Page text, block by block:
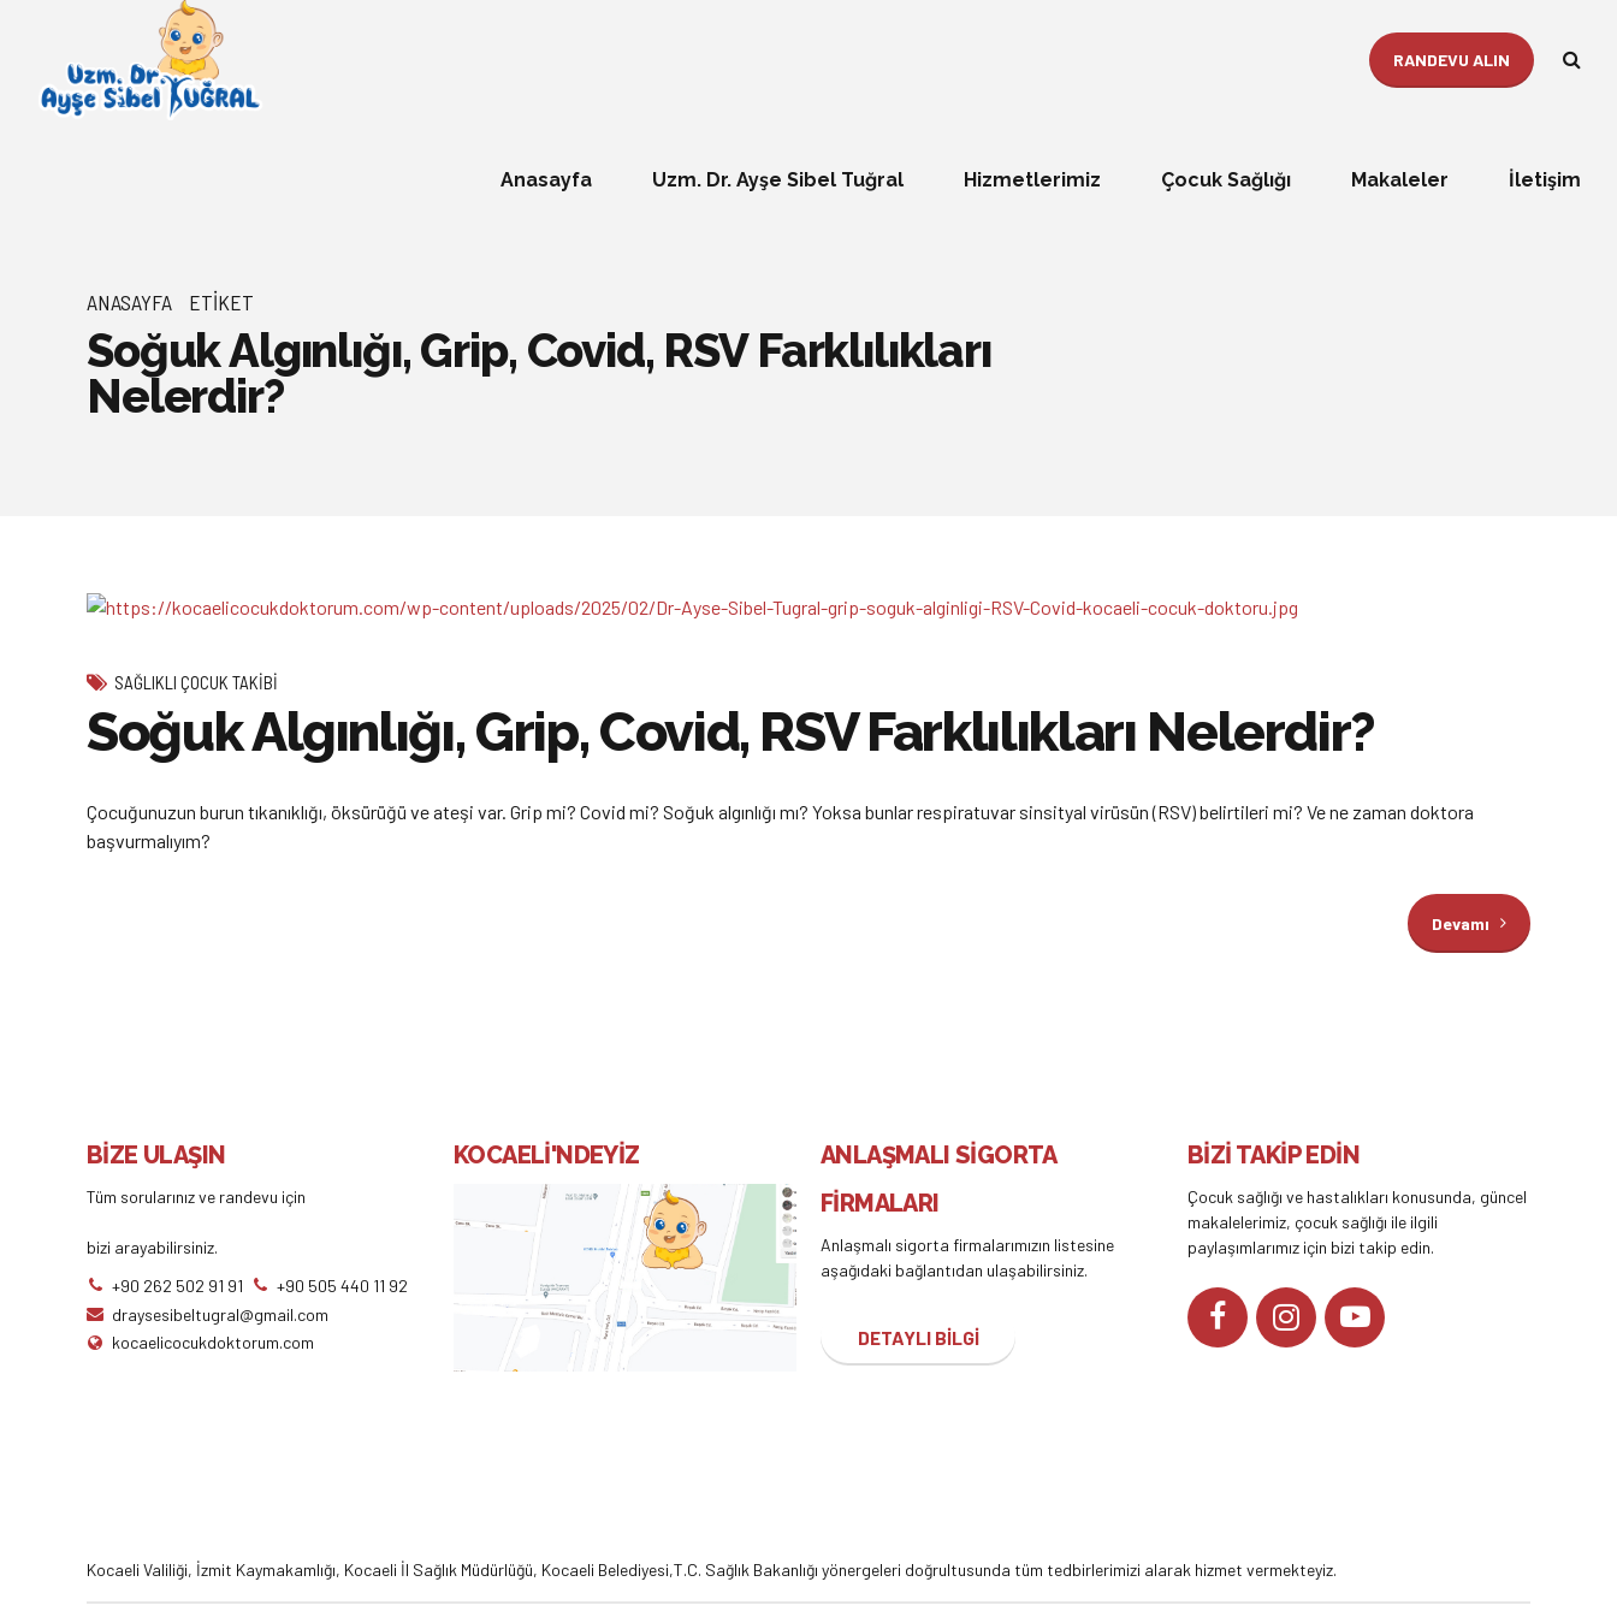
RANDEVU ALIN
Anasayfa Uzm. Dr. Ayşe Sibel Tuğral Hizmetlerimiz Çocuk Sağlığı Makaleler İletişim
ANASAYFA ETIKET
Soğuk Algınlığı, Grip, Covid, RSV Farklılıkları
Nelerdir?
SAĞLIKLI ÇOCUK TAKIBI
Soğuk Algınlığı, Grip, Covid, RSV Farklılıkları Nelerdir?
Çocuğunuzun burun tıkanıklığı, öksürüğü ve ateşi var. Grip mi? Covid mi? Soğuk algınlığı mı? Yoksa bunlar respiratuvar sinsityal virüsün (RSV) belirtileri mi? Ve ne zaman doktora
başvurmalıyım?
Devamı
BİZE ULAŞIN
Tüm sorularınız ve randevu için
bizi arayabilirsiniz.
+90 262 502 91 91
+90 505 440 11 92
draysesibeltugral@gmail.com
kocaelicocukdoktorum.com
KOCAELİ'NDEYİZ
ANLAŞMALI SİGORTA
FİRMALARI
Anlaşmalı sigorta firmalarımızın listesine
aşağıdaki bağlantıdan ulaşabilirsiniz.
DETAYLI BİLGİ
BİZİ TAKİP EDİN
Çocuk sağlığı ve hastalıkları konusunda, güncel
makalelerimiz, çocuk sağlığı ile ilgili
paylaşımlarımız için bizi takip edin.
Kocaeli Valiliği, İzmit Kaymakamlığı, Kocaeli İl Sağlık Müdürlüğü, Kocaeli Belediyesi,T.C. Sağlık Bakanlığı yönergeleri doğrultusunda tüm tedbirlerimizi alarak hizmet vermekteyiz.